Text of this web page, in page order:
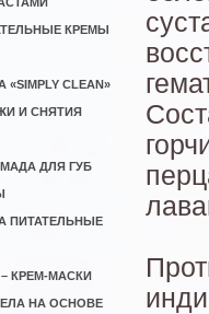
КРЕМЫ
CLEAN»
И СНЯТИЯ
ДЛЯ ГУБ
ПИТАТЕЛЬНЫЕ
– КРЕМ-МАСКИ
НА ОСНОВЕ